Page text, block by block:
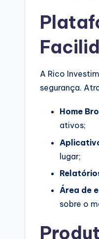
A Rico
segurança.
Home
ativos;
lugar;
Área de
sobre o